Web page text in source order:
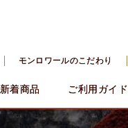
モンロワールのこだわり
新着商品 ご利用ガイド